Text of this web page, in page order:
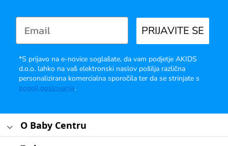
PRIJAVITE SE
*S prijavo na e-novice soglašate, da vam podjetje AKIDS
d.o.o. lahko na vaš elektronski naslov pošilja različna
personalizirana komercialna sporočila ter da se strinjate s
pogoji poslovanja.
O Baby Centru